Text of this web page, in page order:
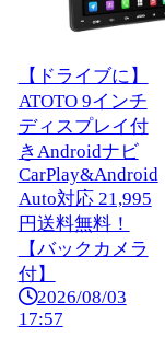
【ドライブに】
ATOTO 9インチ
ディスプレイ付
きAndroidナビ
CarPlay&Android
Auto対応 21,995
円送料無料！
【バックカメラ
付】
2026/08/03
17:57